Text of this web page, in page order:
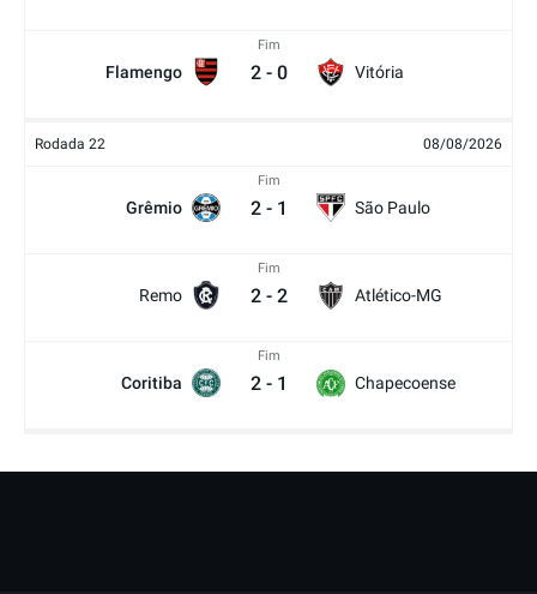
Flamengo
Fim
2 - 0 Vitória
Rodada 22 08/08/2026
Grêmio
Fim
2 - 1 São Paulo
Remo
Fim
2 - 2 Atlético-MG
Coritiba
Fim
2 - 1 Chapecoense